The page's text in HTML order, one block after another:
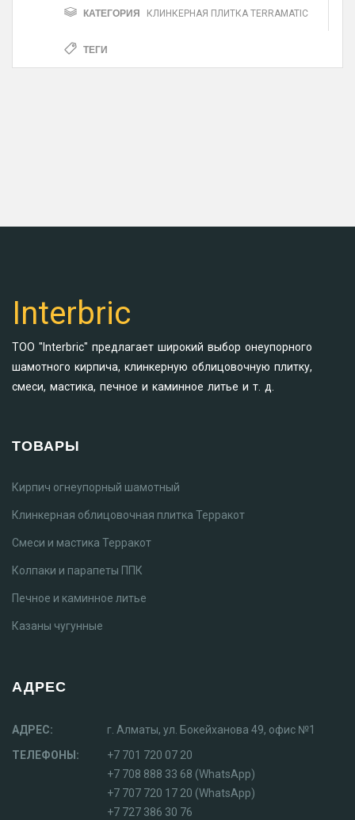
КАТЕГОРИЯ КЛИНКЕРНАЯ ПЛИТКА TERRAMATIC
ТЕГИ
Interbric
ТОО "Interbric" предлагает широкий выбор онеупорного
шамотного кирпича, клинкерную облицовочную плитку,
смеси, мастика, печное и каминное литье и т. д.
ТОВАРЫ
Кирпич огнеупорный шамотный
Клинкерная облицовочная плитка Терракот
Смеси и мастика Терракот
Колпаки и парапеты ППК
Печное и каминное литье
Казаны чугунные
АДРЕС
АДРЕС:
г. Алматы, ул. Бокейханова 49, офис №1
ТЕЛЕФОНЫ:
+7 701 720 07 20
+7 708 888 33 68 (WhatsApp)
+7 707 720 17 20 (WhatsApp)
+7 727 386 30 76